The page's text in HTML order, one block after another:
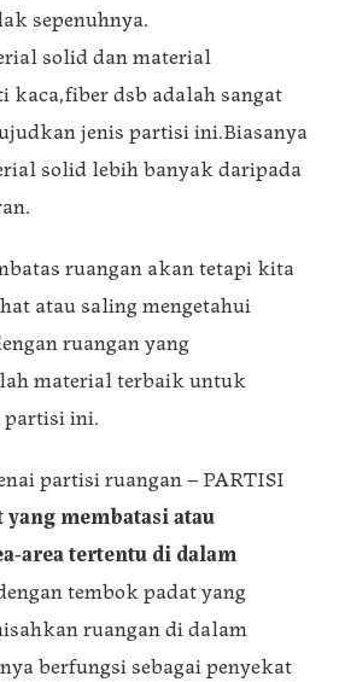
sepenuhnya.
solid dan material
kaca,fiber dsb adalah sangat
jenis partisi ini.Biasanya
solid lebih banyak daripada
ruangan akan tetapi kita
atau saling mengetahui
ruangan yang
material terbaik untuk
partisi ini.
partisi ruangan – PARTISI
yang membatasi atau
area tertentu di dalam
tembok padat yang
ruangan di dalam
berfungsi sebagai penyekat